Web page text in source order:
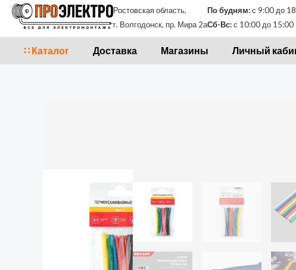
Перейти
Ростовская область,
г. Волгодонск, пр. Мира 2а
По будням:с 9:00 до
Сб-Вс:с 10:00 до 15:00
∷ Каталог Доставка Магазины Личный